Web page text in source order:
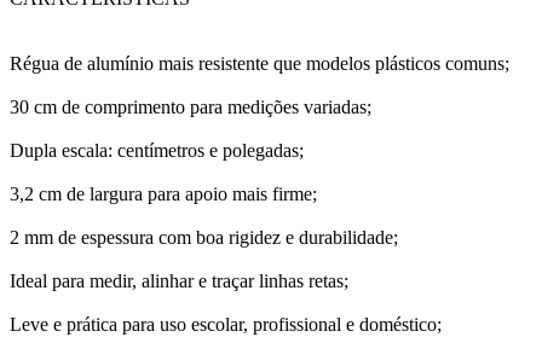
Régua de alumínio mais resistente que modelos plásticos comuns;
30 cm de comprimento para medições variadas;
Dupla escala: centímetros e polegadas;
3,2 cm de largura para apoio mais firme;
2 mm de espessura com boa rigidez e durabilidade;
Ideal para medir, alinhar e traçar linhas retas;
Leve e prática para uso escolar, profissional e doméstico;